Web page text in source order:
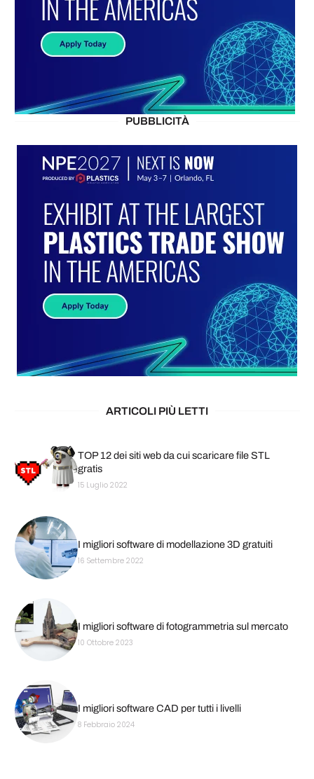
PUBBLICITÀ
ARTICOLI PIÙ LETTI
TOP 12 dei siti web da cui scaricare file STL
gratis
15 Luglio 2022
I migliori software di modellazione 3D gratuiti
16 Settembre 2022
I migliori software di fotogrammetria sul mercato
10 Ottobre 2023
I migliori software CAD per tutti i livelli
8 Febbraio 2024